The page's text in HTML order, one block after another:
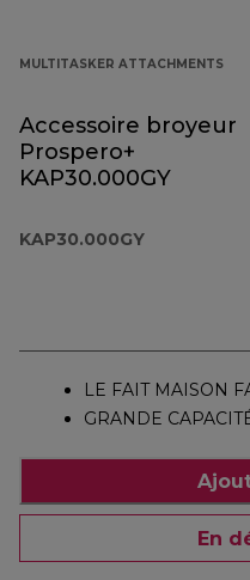
MULTITASKER ATTACHMENTS
Accessoire broyeur
Prospero+
KAP30.000GY
KAP30.000GY
LE FAIT MAISON
GRANDE
En